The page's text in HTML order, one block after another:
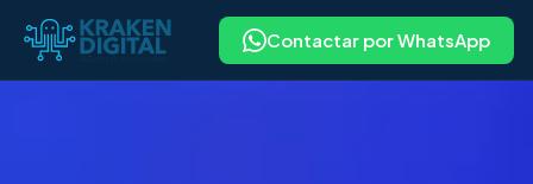
Contactar por WhatsApp